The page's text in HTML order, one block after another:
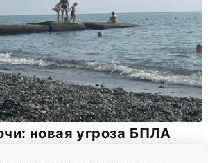
новая угроза БПЛА